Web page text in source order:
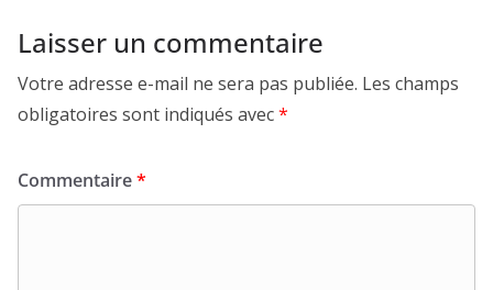
Laisser un commentaire
Votre adresse e-mail ne sera pas publiée. Les champs
obligatoires sont indiqués avec*
Commentaire*